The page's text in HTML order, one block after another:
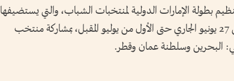
بطولة الإمارات الدولية لمنتخبات الشباب، والتي يستضيفها
نادي شباب الأهلي خلال الفترة من 27 يونيو الجاري حتى الأول من يوليو المقبل، بمشاركة منتخب